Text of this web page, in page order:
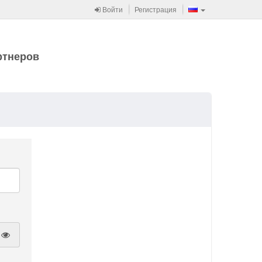
Войти Регистрация